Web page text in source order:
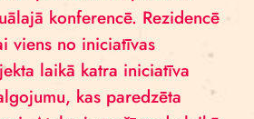
konferencē. Rezidencē
viens no iniciatīvas
laikā katra iniciatīva
kas paredzēta